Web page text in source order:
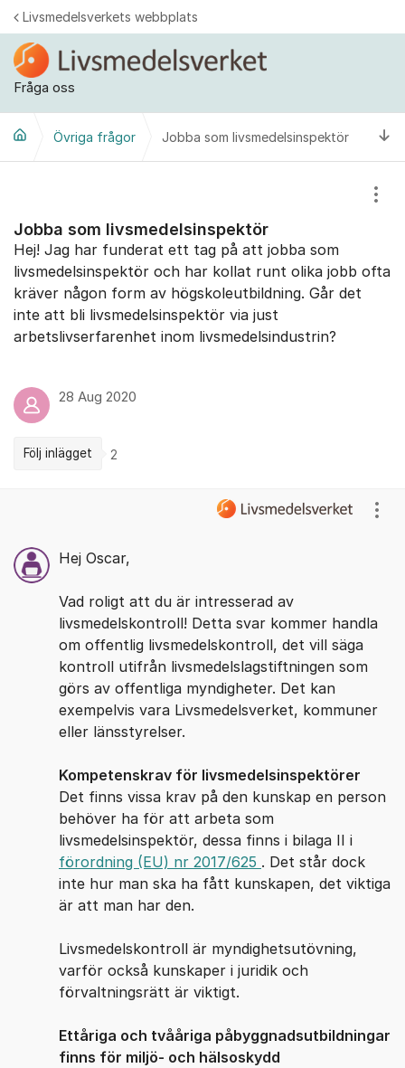
Hoppa till innehåll
Fråga oss
Livsmedelsverkets webbplats
Övriga frågor Jobba som livsmedelsinspektör
Jobba som livsmedelsinspektör
Hej! Jag har funderat ett tag på att jobba som
livsmedelsinspektör och har kollat runt olika jobb ofta
kräver någon form av högskoleutbildning. Går det
inte att bli livsmedelsinspektör via just
arbetslivserfarenhet inom livsmedelsindustrin?
28 Aug 2020
Följ inlägget 2
Hej Oscar,
Vad roligt att du är intresserad av
livsmedelskontroll! Detta svar kommer handla
om offentlig livsmedelskontroll, det vill säga
kontroll utifrån livsmedelslagstiftningen som
görs av offentliga myndigheter. Det kan
exempelvis vara Livsmedelsverket, kommuner
eller länsstyrelser.
Kompetenskrav för livsmedelsinspektörer
Det finns vissa krav på den kunskap en person
behöver ha för att arbeta som
livsmedelsinspektör, dessa finns i bilaga II i
förordning (EU) nr 2017/625 . Det står dock
inte hur man ska ha fått kunskapen, det viktiga
är att man har den.
Livsmedelskontroll är myndighetsutövning,
varför också kunskaper i juridik och
förvaltningsrätt är viktigt.
Ettåriga och tvååriga påbyggnadsutbildningar
finns för miljö- och hälsoskydd